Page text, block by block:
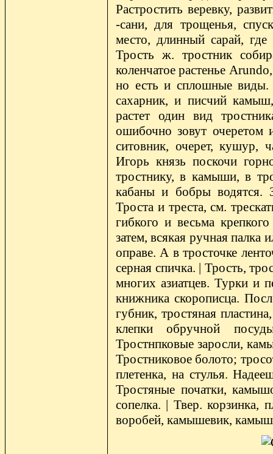
Растростить веревку,
-сани, для трощенья,
место, длинный сарай,
Трость ж. тростник
коленчатое растенье
но есть и сплошные виды.
сахарник, и писчий
растет один вид
ошибочно зовут очеретом
ситовник, очерет, кушур,
Игорь князь поскочи
тростнику, в камыши, в
кабаны и бобры водятся.
Троста и треста, см.
гибкого и весьма
затем, всякая ручная
оправе. А в тросточке
серная спичка. | Трость,
многих азиатцев. Турки и
книжника скорописца.
губник, тростяная
клепки обручной
Тростнпковые заросли,
Тростниковое болото;
плетенка, на стулья.
Тростяные початки,
сопелка. | Твер. корзинка,
воробей, камышевик,